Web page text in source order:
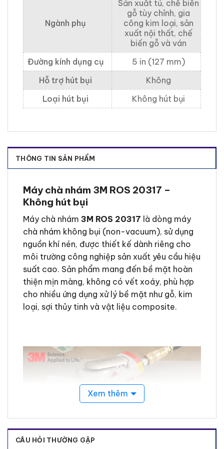
THÔNG TIN SẢN PHẨM
Máy chà nhám 3M ROS 20317 –
Không hút bụi
Máy chà nhám 3M ROS 20317 là dòng máy
chà nhám không bụi (non-vacuum), sử dụng
nguồn khí nén, được thiết kế dành riêng cho
môi trường công nghiệp sản xuất yêu cầu hiệu
suất cao. Sản phẩm mang đến bề mặt hoàn
thiện mịn màng, không có vết xoáy, phù hợp
cho nhiều ứng dụng xử lý bề mặt như gỗ, kim
loại, sợi thủy tinh và vật liệu composite.
Xem thêm
CÂU HỎI THƯỜNG GẶP
Ngành phụ
Sản xuất tủ, chế biến
gỗ tùy chỉnh, gia
công kim loại, sản
xuất nội thất, chế
biến gỗ và ván
Đường kính dụng cụ
5 in (127 mm)
Hỗ trợ hút bụi
Không
Loại hút bụi
Không hút bụi